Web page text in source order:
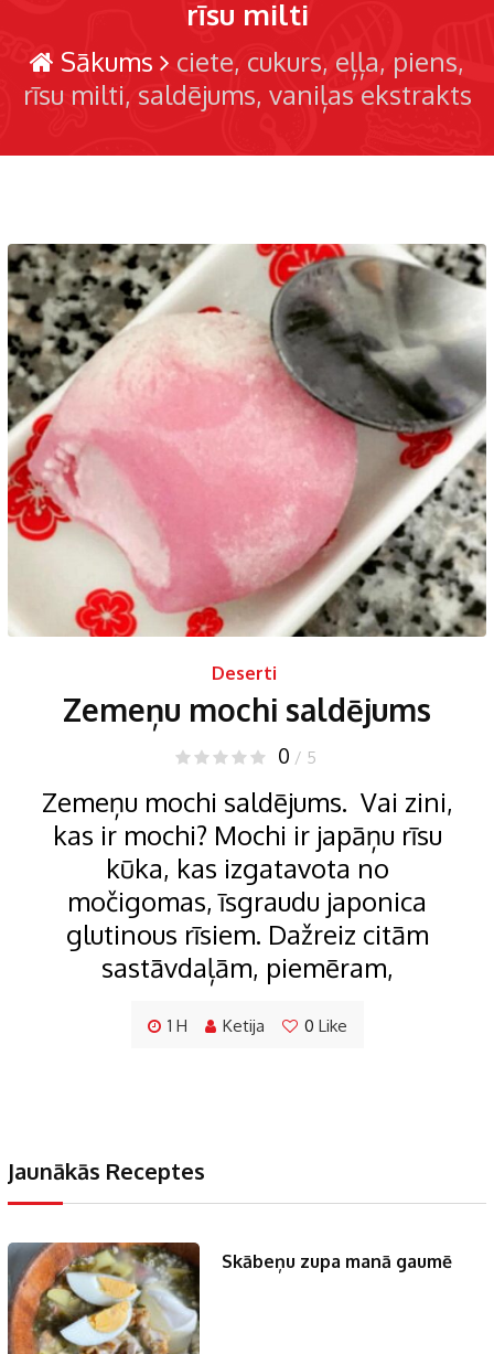
rīsu milti
Sākums ciete cukurs eļļa piens
rīsu milti saldējums vaniļas ekstrakts
Deserti
Zemeņu mochi saldējums
0 / 5
Zemeņu mochi saldējums. Vai zini,
kas ir mochi? Mochi ir japāņu rīsu
kūka, kas izgatavota no
močigomas, īsgraudu japonica
glutinous rīsiem. Dažreiz citām
sastāvdaļām, piemēram,
1 H Ketija 0 Like
Jaunākās Receptes
Skābeņu zupa manā gaumē